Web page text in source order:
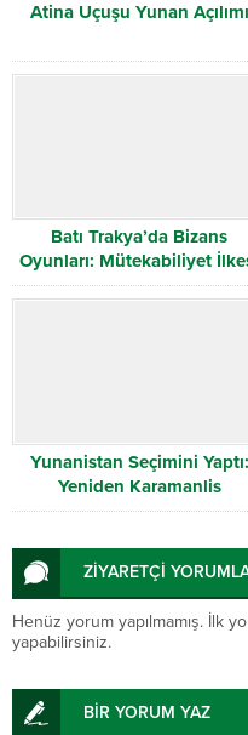
Atina Uçuşu Yunan Açılımı
Batı Trakya’da Bizans
Oyunları: Mütekabiliyet
Ne Kadar Gerçek?
Yunanistan Seçimini Yaptı:
Yeniden Karamanlis
ZİYARETÇİ
Henüz yorum yapılmamış. İlk
yapabilirsiniz.
BİR YORUM YAZ